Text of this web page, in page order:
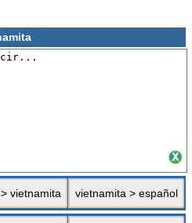
vietnamita vietnamita > español